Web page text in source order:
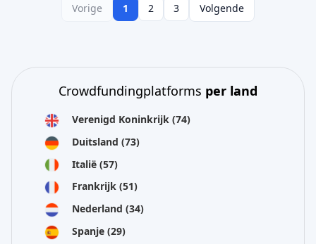
Vorige
1 2 3 Volgende
Crowdfundingplatforms per land
Verenigd Koninkrijk (74)
Duitsland (73)
Italië (57)
Frankrijk (51)
Nederland (34)
Spanje (29)